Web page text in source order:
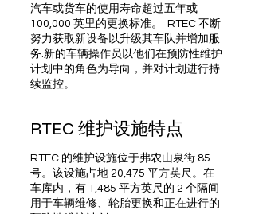
汽车或货车的使用寿命超过五年或
100,000 英里的更换标准。 RTEC 不断
努力获取新设备以升级其车队并增加服
务.新的车辆操作员以他们在预防性维护
计划中的角色为导向，并对计划进行持
续监控。
RTEC 维护设施特点
RTEC 的维护设施位于弗农山泉街 85
号。该设施占地 20,475 平方英尺。在
车库内，有 1,485 平方英尺的 2 个隔间
用于车辆维修、轮胎更换和正在进行的